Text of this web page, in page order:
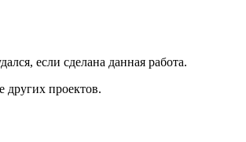
если сделана данная работа.
других проектов.